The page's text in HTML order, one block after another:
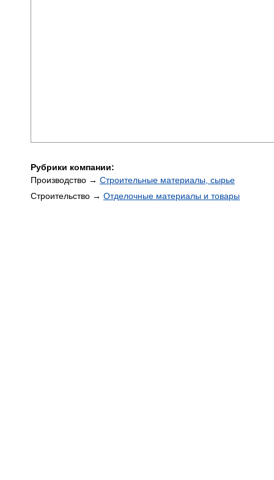
Рубрики компании:
Производство → Строительные материалы, сырье
Строительство → Отделочные материалы и товары